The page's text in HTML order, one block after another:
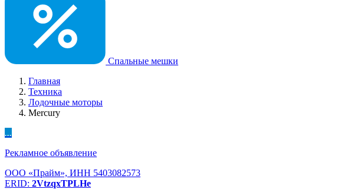
Спальные мешки
Главная
Техника
Лодочные моторы
Mercury
...
Рекламное объявление
ООО «Прайм», ИНН 5403082573
ERID: 2VtzqxTPLHe